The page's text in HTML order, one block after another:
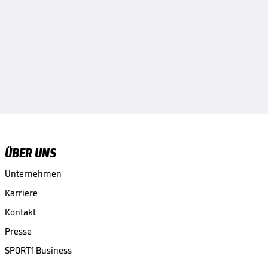
ÜBER UNS
Unternehmen
Karriere
Kontakt
Presse
SPORT1 Business